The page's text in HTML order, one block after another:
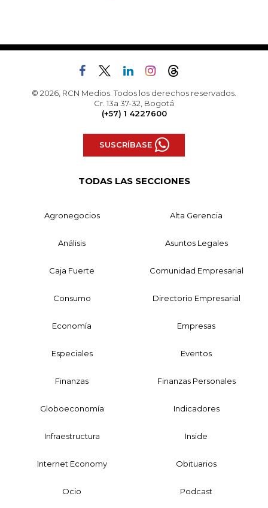
© 2026, RCN Medios. Todos los derechos reservados.
Cr. 13a 37-32, Bogotá
(+57) 1 4227600
SUSCRÍBASE
TODAS LAS SECCIONES
Agronegocios Alta Gerencia
Análisis Asuntos Legales
Caja Fuerte Comunidad Empresarial
Consumo Directorio Empresarial
Economía Empresas
Especiales Eventos
Finanzas Finanzas Personales
Globoeconomía Indicadores
Infraestructura Inside
Internet Economy Obituarios
Ocio Podcast